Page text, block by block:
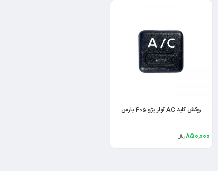
روکش کلید AC کولر پژو 405 پارس
850,000ریال